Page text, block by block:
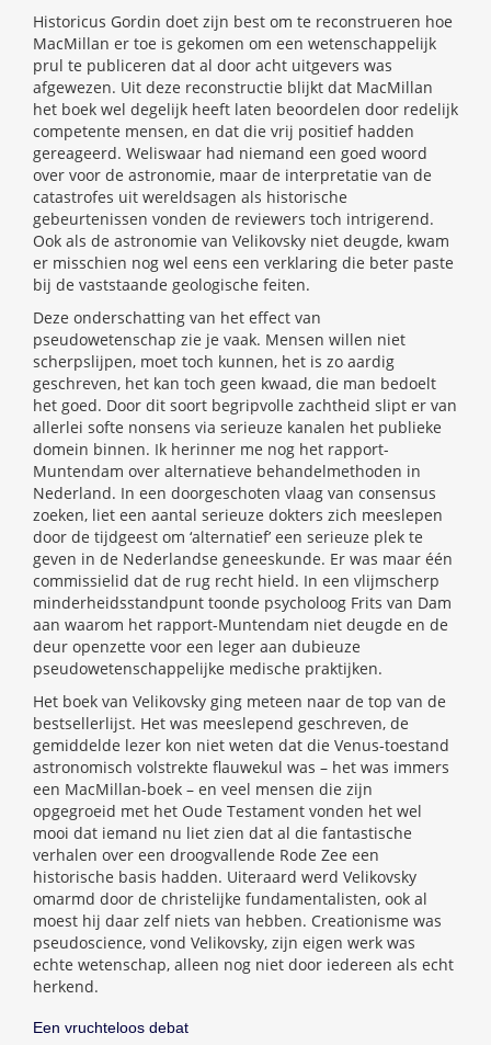
Historicus Gordin doet zijn best om te reconstrueren hoe
MacMillan er toe is gekomen om een wetenschappelijk
prul te publiceren dat al door acht uitgevers was
afgewezen. Uit deze reconstructie blijkt dat MacMillan
het boek wel degelijk heeft laten beoordelen door redelijk
competente mensen, en dat die vrij positief hadden
gereageerd. Weliswaar had niemand een goed woord
over voor de astronomie, maar de interpretatie van de
catastrofes uit wereldsagen als historische
gebeurtenissen vonden de reviewers toch intrigerend.
Ook als de astronomie van Velikovsky niet deugde, kwam
er misschien nog wel eens een verklaring die beter paste
bij de vaststaande geologische feiten.
Deze onderschatting van het effect van
pseudowetenschap zie je vaak. Mensen willen niet
scherpslijpen, moet toch kunnen, het is zo aardig
geschreven, het kan toch geen kwaad, die man bedoelt
het goed. Door dit soort begripvolle zachtheid slipt er van
allerlei softe nonsens via serieuze kanalen het publieke
domein binnen. Ik herinner me nog het rapport-
Muntendam over alternatieve behandelmethoden in
Nederland. In een doorgeschoten vlaag van consensus
zoeken, liet een aantal serieuze dokters zich meeslepen
door de tijdgeest om ‘alternatief’ een serieuze plek te
geven in de Nederlandse geneeskunde. Er was maar één
commissielid dat de rug recht hield. In een vlijmscherp
minderheidsstandpunt toonde psycholoog Frits van Dam
aan waarom het rapport-Muntendam niet deugde en de
deur openzette voor een leger aan dubieuze
pseudowetenschappelijke medische praktijken.
Het boek van Velikovsky ging meteen naar de top van de
bestsellerlijst. Het was meeslepend geschreven, de
gemiddelde lezer kon niet weten dat die Venus-toestand
astronomisch volstrekte flauwekul was – het was immers
een MacMillan-boek – en veel mensen die zijn
opgegroeid met het Oude Testament vonden het wel
mooi dat iemand nu liet zien dat al die fantastische
verhalen over een droogvallende Rode Zee een
historische basis hadden. Uiteraard werd Velikovsky
omarmd door de christelijke fundamentalisten, ook al
moest hij daar zelf niets van hebben. Creationisme was
pseudoscience, vond Velikovsky, zijn eigen werk was
echte wetenschap, alleen nog niet door iedereen als echt
herkend.
Een vruchteloos debat